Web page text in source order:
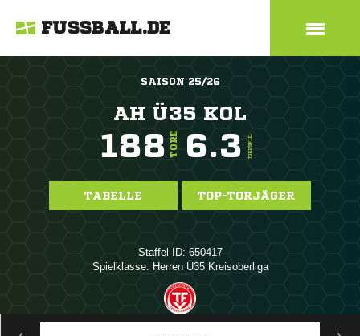
FUSSBALL.DE
SAISON 25/26
AH Ü35 KOL
188 TORE 6.3 TORE/SPIEL
TABELLE TOP-TORJÄGER
Staffel-ID: 650417
Spielklasse: Herren Ü35 Kreisoberliga
ANZEIGE